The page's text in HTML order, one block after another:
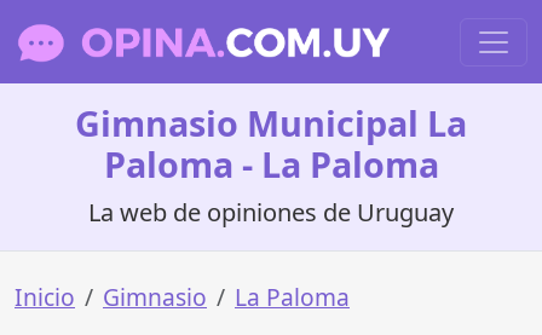
Gimnasio Municipal La
Paloma - La Paloma
La web de opiniones de Uruguay
Inicio Gimnasio La Paloma